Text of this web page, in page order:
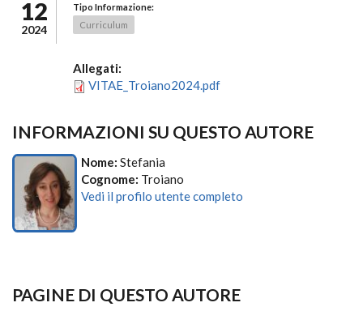
12
2024
Tipo Informazione:
Curriculum
Allegati:
VITAE_Troiano2024.pdf
INFORMAZIONI SU QUESTO AUTORE
Nome: Stefania
Cognome: Troiano
Vedi il profilo utente completo
PAGINE DI QUESTO AUTORE